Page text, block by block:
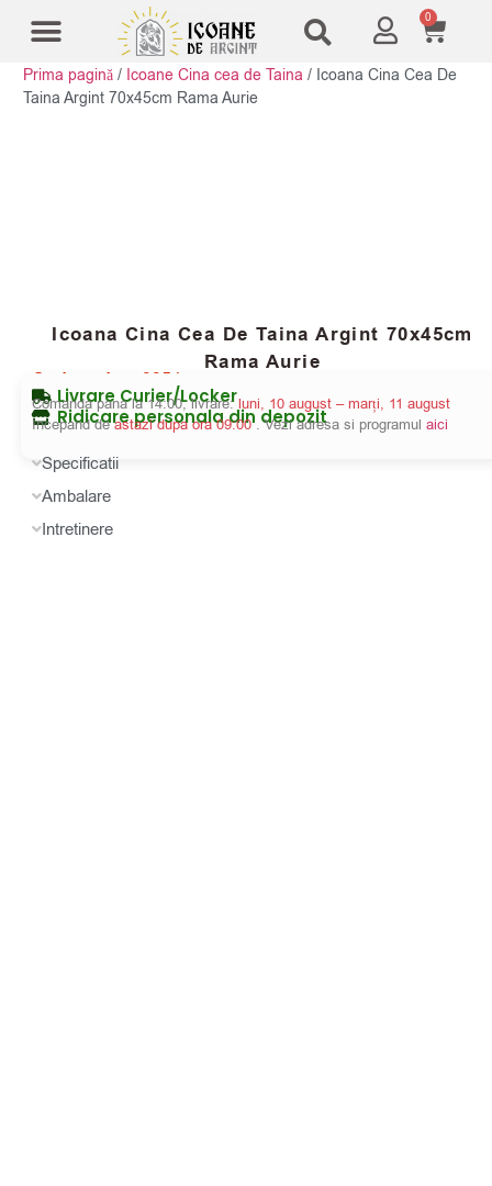
0
Prima pagină / Icoane Cina cea de Taina / Icoana Cina Cea De
Taina Argint 70x45cm Rama Aurie
Icoana Cina Cea De Taina Argint 70x45cm
Rama Aurie
Cod produs: 3354
Livrare Curier/Locker
Comanda pana la 14:00, livrare:luni, 10 august – marți, 11 august
Ridicare personala din depozit
Incepand deastazi dupa ora 09:00. Vezi adresa si programul aici
Specificatii
Ambalare
Intretinere